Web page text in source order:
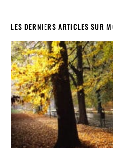
LES DERNIERS ARTICLES SUR